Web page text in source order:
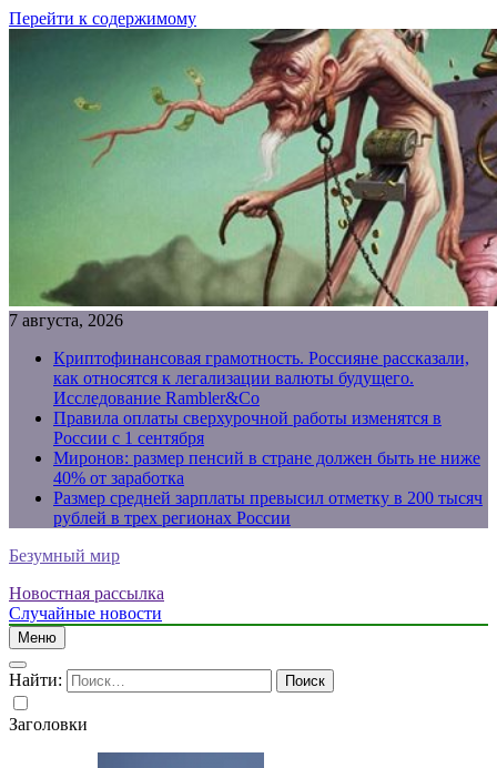
Перейти к содержимому
7 августа, 2026
Криптофинансовая грамотность. Россияне рассказали,
как относятся к легализации валюты будущего.
Исследование Rambler&Co
Правила оплаты сверхурочной работы изменятся в
России с 1 сентября
Миронов: размер пенсий в стране должен быть не ниже
40% от заработка
Размер средней зарплаты превысил отметку в 200 тысяч
рублей в трех регионах России
Безумный мир
Новостная рассылка
Случайные новости
Меню
Найти:
Заголовки